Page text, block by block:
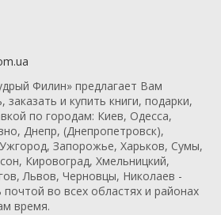
Филин» предлагает Вам
и купить книги, подарки,
по городам: Киев, Одесса,
Днепр, (Днепропетровск),
Запорожье, Харьков, Сумы,
Кировоград, Хмельницкий,
Львов, Черновцы, Николаев -
во всех областях и районах
время.